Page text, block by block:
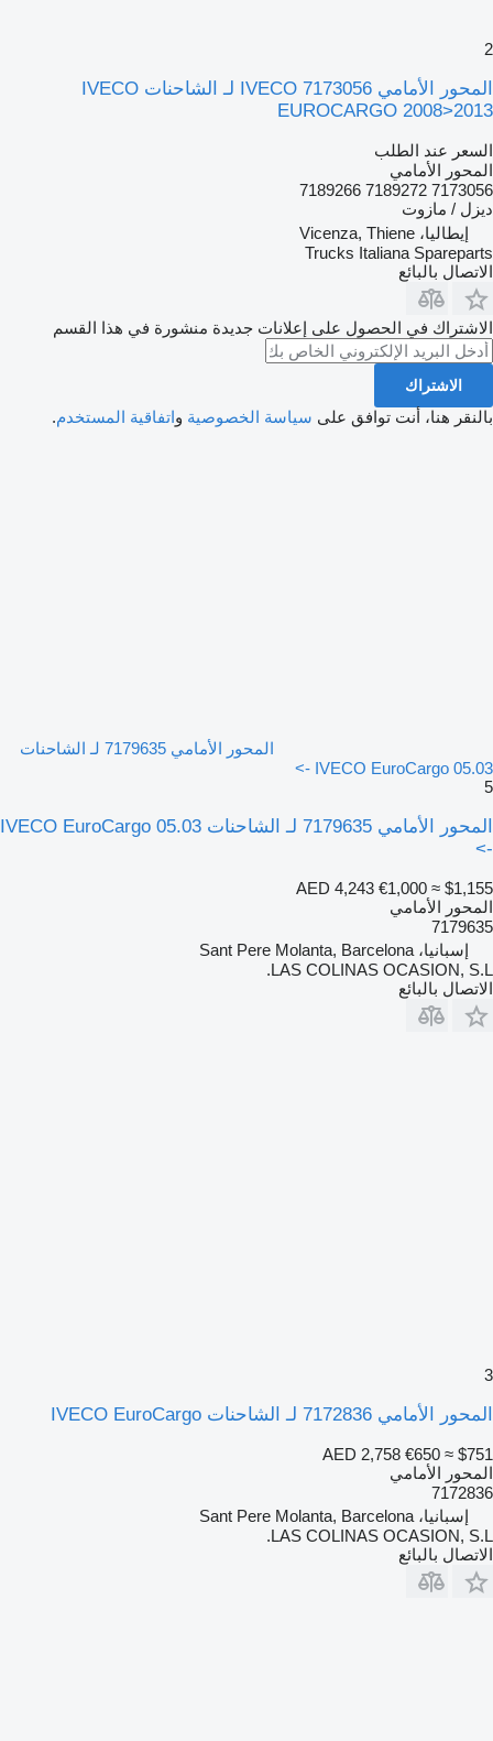
2
المحور الأمامي IVECO 7173056 لـ الشاحنات IVECO
EUROCARGO 2008>2013
السعر عند الطلب
المحور الأمامي
7173056 7189272 7189266
ديزل / مازوت
إيطاليا، Vicenza, Thiene
Trucks Italiana Spareparts
الاتصال بالبائع
الاشتراك في الحصول على إعلانات جديدة منشورة في هذا القسم
الاشتراك
بالنقر هنا، أنت توافق على سياسة الخصوصية واتفاقية المستخدم.
المحور الأمامي 7179635 لـ الشاحنات
IVECO EuroCargo 05.03 ->
5
المحور الأمامي 7179635 لـ الشاحنات IVECO EuroCargo 05.03
->
AED 4,243 €1,000 ≈ $1,155
المحور الأمامي
7179635
إسبانيا، Sant Pere Molanta, Barcelona
LAS COLINAS OCASION, S.L.
الاتصال بالبائع
3
المحور الأمامي 7172836 لـ الشاحنات IVECO EuroCargo
AED 2,758 €650 ≈ $751
المحور الأمامي
7172836
إسبانيا، Sant Pere Molanta, Barcelona
LAS COLINAS OCASION, S.L.
الاتصال بالبائع